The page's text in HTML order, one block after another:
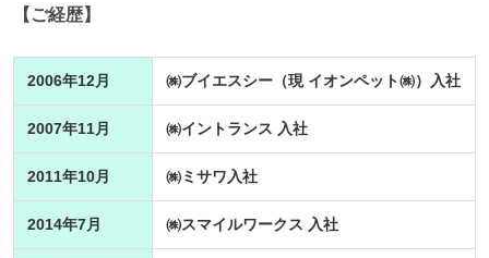
【ご経歴】
2006年12月 ㈱ブイエスシー（現 イオンペット㈱）入社
2007年11月 ㈱イントランス 入社
2011年10月 ㈱ミサワ入社
2014年7月 ㈱スマイルワークス 入社